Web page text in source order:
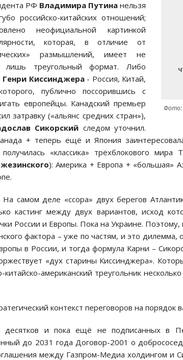
Фото:
РФ Владимира Путина нельзя
российско-китайских отношений;
неофициальной картинкой
которая, в отличие от
размышлений, имеет не
лишь треугольный формат. Либо
Генри Киссинджера- Россия, Китай,
публично поссорившись с
европейцы. Канадский премьер
затравку («альянс средних стран»),
Сикорский следом уточнил.
+ теперь ещё и Япония
«классика» трёхблокового мира
): Америка + Европа + «большая»
самом деле «ссора» двух берегов
кастинг между двух вариантов, исход
России и Европы. Пока на Украине. Поэтому,
фактора – уже по частям, и это
в России, и тогда формула Карни –
«дух старины Киссинджера».
китайско-американский треугольник
контекст переговоров на порядок
десятков и пока ещё не подписанных в
до 2031 года Договор-2001 о
между Газпром-Медиа холдингом и